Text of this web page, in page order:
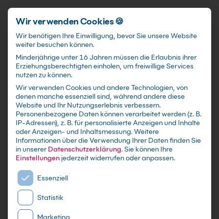
Schnellzugriff
Digitale Präsenz Kurs
mit Zertifikat - Kurse zu festen Terminen sowie
individuelle Firmen -und Inhouse-Schulungen
nach Maß - Live Online oder in Präsenz lernen -
In kleinen Gruppen oder im gezielten
Einzelcoaching
Wir verwenden Cookies 🍪
Wir benötigen Ihre Einwilligung, bevor Sie unsere Website
weiter besuchen können.
Minderjährige unter 16 Jahren müssen die Erlaubnis ihrer
Erziehungsberechtigten einholen, um freiwillige Services
nutzen zu können.
Wir verwenden Cookies und andere Technologien, von
denen manche essenziell sind, während andere diese
Website und Ihr Nutzungserlebnis verbessern.
Personenbezogene Daten können verarbeitet werden (z. B.
IP-Adressen), z. B. für personalisierte Anzeigen und Inhalte
oder Anzeigen- und Inhaltsmessung.Weitere
Informationen über die Verwendung Ihrer Daten finden Sie
in unserer Datenschutzerklärung.Sie können Ihre
Einstellungen jederzeit widerrufen oder anpassen.
Es folgt eine Liste der Service-Gruppen, für die eine
Essenziell
Statistik
Marketing